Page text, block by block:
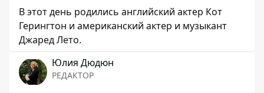
В этот день родились английский актер Кот
Герингтон и американский актер и музыкант
Джаред Лето.
Юлия Дюдюн
РЕДАКТОР